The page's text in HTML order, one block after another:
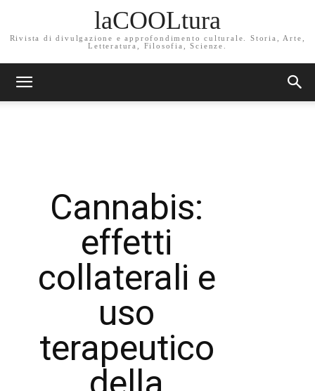
laCOOLtura
Rivista di divulgazione e approfondimento culturale. Storia, Arte,
Letteratura, Filosofia, Scienze.
Cannabis:
effetti
collaterali e
uso
terapeutico